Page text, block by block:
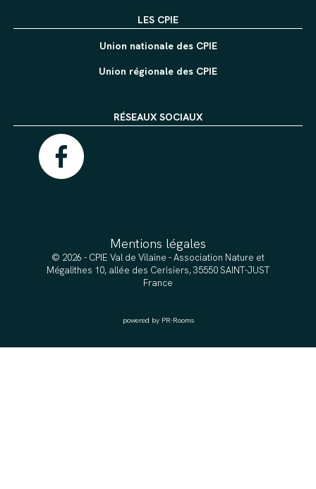
LES CPIE
Union nationale des CPIE
Union régionale des CPIE
RÉSEAUX SOCIAUX
Mentions légales
© 2026 - CPIE Val de Vilaine - Association Nature et
Mégalithes 10, allée des Cerisiers, 35550 SAINT-JUST
France
powered by PR-Rooms